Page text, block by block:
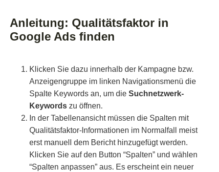
Anleitung: Qualitätsfaktor in
Google Ads finden
Klicken Sie dazu innerhalb der Kampagne bzw.
Anzeigengruppe im linken Navigationsmenü die
Spalte Keywords an, um die Suchnetzwerk-
Keywords zu öffnen.
In der Tabellenansicht müssen die Spalten mit
Qualitätsfaktor-Informationen im Normalfall meist
erst manuell dem Bericht hinzugefügt werden.
Klicken Sie auf den Button “Spalten” und wählen
“Spalten anpassen” aus. Es erscheint ein neuer